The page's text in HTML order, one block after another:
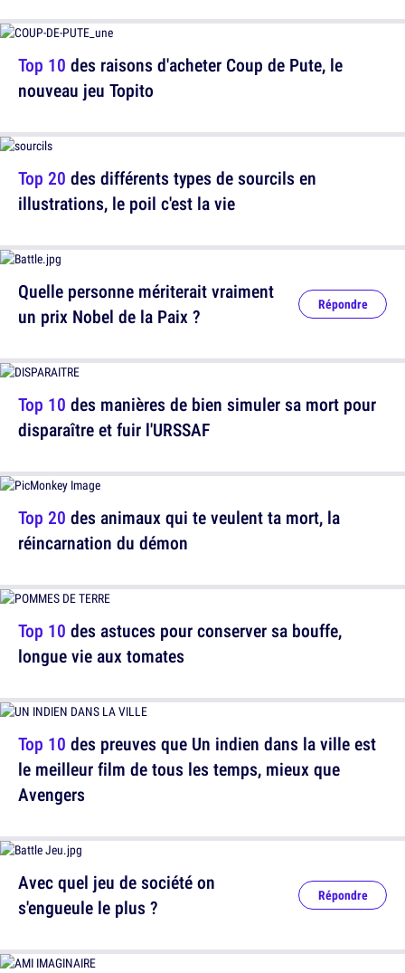
Top 20 des différents types de sourcils en
illustrations, le poil c'est la vie
Top 10 des manières de bien simuler sa mort pour
disparaître et fuir l'URSSAF
Top 10 des astuces pour conserver sa bouffe,
longue vie aux tomates
Avec quel jeu de société on
s'engueule le plus ?
Répondre
Top 10 des raisons d'acheter Coup de Pute, le
nouveau jeu Topito
Quelle personne mériterait vraiment
un prix Nobel de la Paix ?
Répondre
Top 20 des animaux qui te veulent ta mort, la
réincarnation du démon
Top 10 des preuves que Un indien dans la ville est
le meilleur film de tous les temps, mieux que
Avengers